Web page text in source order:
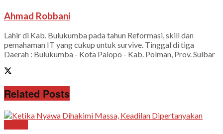
Ahmad Robbani
Lahir di Kab. Bulukumba pada tahun Reformasi, skill dan
pemahaman IT yang cukup untuk survive. Tinggal di tiga
Daerah : Bulukumba - Kota Palopo - Kab. Polman, Prov. Sulbar
Related Posts